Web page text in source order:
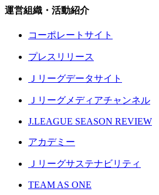
運営組織・活動紹介
コーポレートサイト
プレスリリース
Ｊリーグデータサイト
Ｊリーグメディアチャンネル
J.LEAGUE SEASON REVIEW
アカデミー
Ｊリーグサステナビリティ
TEAM AS ONE